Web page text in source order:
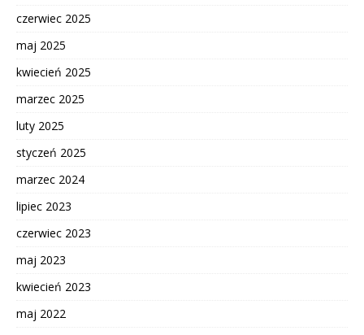
czerwiec 2025
maj 2025
kwiecień 2025
marzec 2025
luty 2025
styczeń 2025
marzec 2024
lipiec 2023
czerwiec 2023
maj 2023
kwiecień 2023
maj 2022